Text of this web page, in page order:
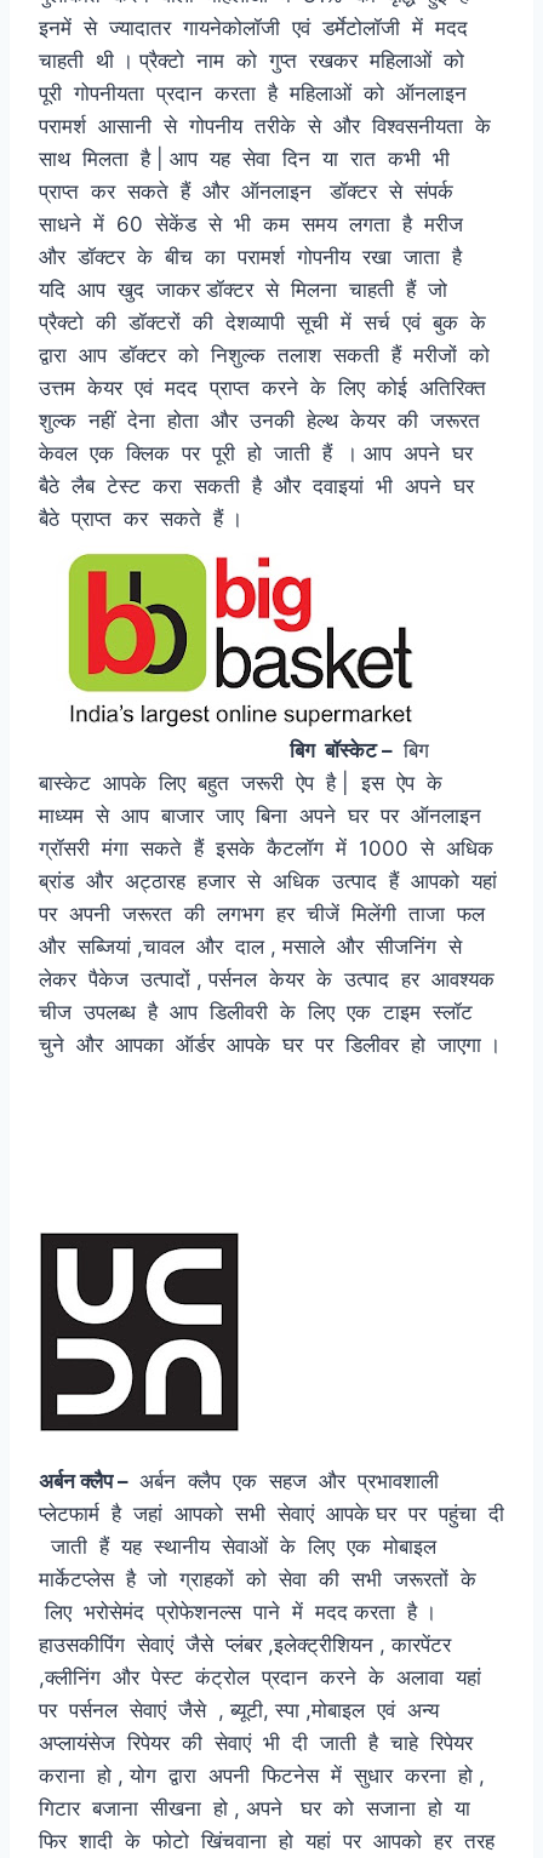
इनमें से ज्यादातर गायनेकोलॉजी एवं डर्मेटोलॉजी में मदद
चाहती थी । प्रैक्टो नाम को गुप्त रखकर महिलाओं को
पूरी गोपनीयता प्रदान करता है महिलाओं को ऑनलाइन
परामर्श आसानी से गोपनीय तरीके से और विश्वसनीयता के
साथ मिलता है | आप यह सेवा दिन या रात कभी भी
प्राप्त कर सकते हैं और ऑनलाइन डॉक्टर से संपर्क
साधने में 60 सेकेंड से भी कम समय लगता है मरीज
और डॉक्टर के बीच का परामर्श गोपनीय रखा जाता है
यदि आप खुद जाकर डॉक्टर से मिलना चाहती हैं जो
प्रैक्टो की डॉक्टरों की देशव्यापी सूची में सर्च एवं बुक के
द्वारा आप डॉक्टर को निशुल्क तलाश सकती हैं मरीजों को
उत्तम केयर एवं मदद प्राप्त करने के लिए कोई अतिरिक्त
शुल्क नहीं देना होता और उनकी हेल्थ केयर की जरूरत
केवल एक क्लिक पर पूरी हो जाती हैं । आप अपने घर
बैठे लैब टेस्ट करा सकती है और दवाइयां भी अपने घर
बैठे प्राप्त कर सकते हैं ।
बिग बॉस्केट – बिग
बास्केट आपके लिए बहुत जरूरी ऐप है | इस ऐप के
माध्यम से आप बाजार जाए बिना अपने घर पर ऑनलाइन
ग्रॉसरी मंगा सकते हैं इसके कैटलॉग में 1000 से अधिक
ब्रांड और अट्ठारह हजार से अधिक उत्पाद हैं आपको यहां
पर अपनी जरूरत की लगभग हर चीजें मिलेंगी ताजा फल
और सब्जियां ,चावल और दाल , मसाले और सीजनिंग से
लेकर पैकेज उत्पादों , पर्सनल केयर के उत्पाद हर आवश्यक
चीज उपलब्ध है आप डिलीवरी के लिए एक टाइम स्लॉट
चुने और आपका ऑर्डर आपके घर पर डिलीवर हो जाएगा ।
अर्बन क्लैप – अर्बन क्लैप एक सहज और प्रभावशाली
प्लेटफार्म है जहां आपको सभी सेवाएं आपके घर पर पहुंचा दी
जाती हैं यह स्थानीय सेवाओं के लिए एक मोबाइल
मार्केटप्लेस है जो ग्राहकों को सेवा की सभी जरूरतों के
लिए भरोसेमंद प्रोफेशनल्स पाने में मदद करता है ।
हाउसकीपिंग सेवाएं जैसे प्लंबर ,इलेक्ट्रीशियन , कारपेंटर
,क्लीनिंग और पेस्ट कंट्रोल प्रदान करने के अलावा यहां
पर पर्सनल सेवाएं जैसे , ब्यूटी, स्पा ,मोबाइल एवं अन्य
अप्लायंसेज रिपेयर की सेवाएं भी दी जाती है चाहे रिपेयर
कराना हो , योग द्वारा अपनी फिटनेस में सुधार करना हो ,
गिटार बजाना सीखना हो , अपने घर को सजाना हो या
फिर शादी के फोटो खिंचवाना हो यहां पर आपको हर तरह